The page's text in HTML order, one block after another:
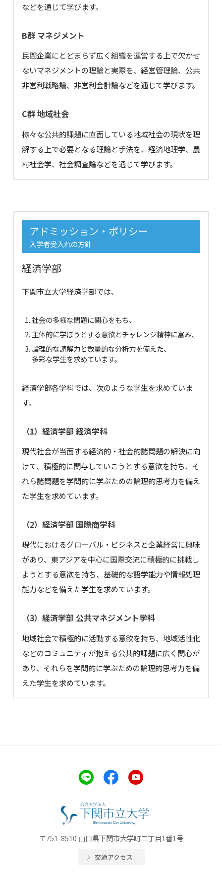
などを通じて学びます。
B群 マネジメント
民間企業にとどまらず広く組織を運営する上で欠かせ
ないマネジメントの理論と実際を、経営管理論、公共
非営利戦略論、非営利会計論などを通じて学びます。
C群 地域社会
様々な公共的課題に直面している地域社会の現状を理
解する上で必要となる理論と手法を、経済地理学、農
村社会学、社会調査論などを通じて学びます。
アドミッション・ポリシー
入学者受入れの方針
経済学部
下関市立大学経済学部では、
社会の多様な問題に関心をもち、
主体的に学ぼうとする意欲とチャレンジ精神に富み、
論理的な読解力と数量的な分析力を備えた、
多彩な学生を求めています。
経済学部各学科では、次のような学生を求めていま
す。
（1）経済学部 経済学科
現代社会が当面する経済的・社会的諸問題の解決に向
けて、積極的に関与していこうとする意欲を持ち、そ
れら諸問題を学問的に学ぶための論理的思考力を備え
た学生を求めています。
（2）経済学部 国際商学科
現代におけるグローバル・ビジネスと企業経営に興味
があり、東アジアを中心に国際交流に積極的に挑戦し
ようとする意欲を持ち、基礎的な語学能力や情報処理
能力などを備えた学生を求めています。
（3）経済学部 公共マネジメント学科
地域社会で積極的に活動する意欲を持ち、地域活性化
などのコミュニティが抱える公共的課題に広く関心が
あり、それらを学問的に学ぶための論理的思考力を備
えた学生を求めています。
〒751-8510 山口県下関市大学町二丁目1番1号
交通アクセス